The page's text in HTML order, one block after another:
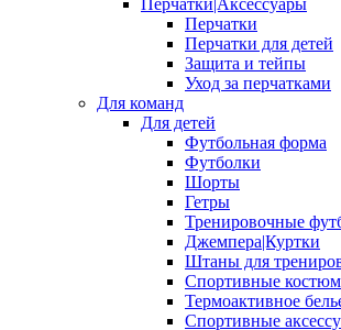
Перчатки|Аксессуары
Перчатки
Перчатки для детей
Защита и тейпы
Уход за перчатками
Для команд
Для детей
Футбольная форма
Футболки
Шорты
Гетры
Тренировочные
Джемпера|Куртки
Штаны для
Спортивные
Термоактивное
Спортивные